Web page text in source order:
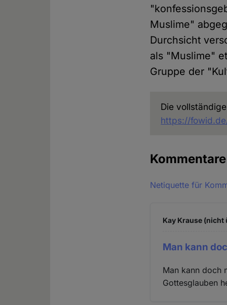
Muslime"
Durchsicht
als "Muslime"
Gruppe der
Die
https://
Kommentare
Netiquette für
Kay Krause (nicht
Man kann
Man kann doch
Gottesglauben